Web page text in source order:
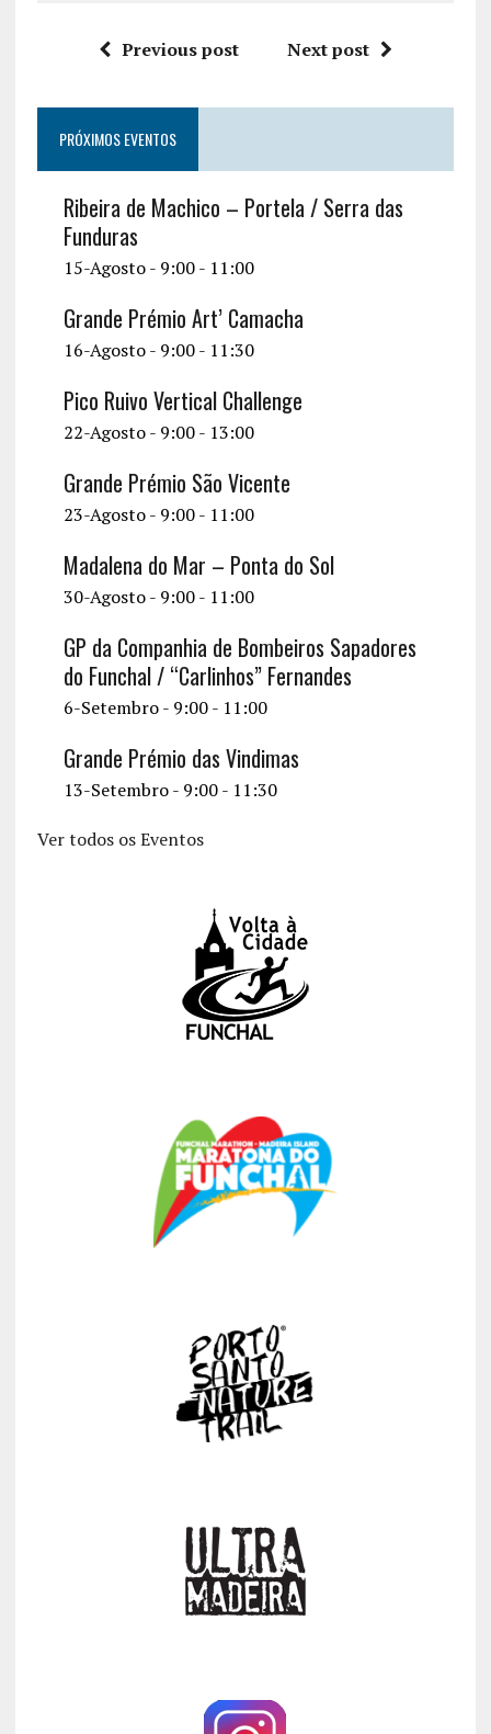
Previous post Next post
PRÓXIMOS EVENTOS
Ribeira de Machico – Portela / Serra das
Funduras
15-Agosto - 9:00- 11:00
Grande Prémio Art’ Camacha
16-Agosto - 9:00- 11:30
Pico Ruivo Vertical Challenge
22-Agosto - 9:00- 13:00
Grande Prémio São Vicente
23-Agosto - 9:00- 11:00
Madalena do Mar – Ponta do Sol
30-Agosto - 9:00- 11:00
GP da Companhia de Bombeiros Sapadores
do Funchal / “Carlinhos” Fernandes
6-Setembro - 9:00- 11:00
Grande Prémio das Vindimas
13-Setembro - 9:00- 11:30
Ver todos os Eventos